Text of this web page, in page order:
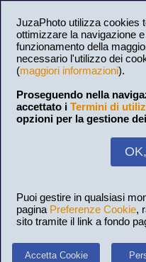
JuzaPhoto utilizza cookies
ottimizzare la navigazione
funzionamento della
necessario l'utilizzo dei
(maggiori informazioni).
Proseguendo nella
accettato i Termini di
opzioni per la gestione
Puoi gestire in qualsiasi
pagina Preferenze Cookie,
sito tramite il link a fondo
Accetta Cookie